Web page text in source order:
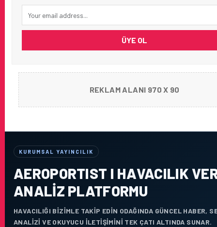
ÜYE OL
REKLAM ALANI 970 X 90
KURUMSAL YAYINCILIK
AEROPORTIST I HAVACILIK
ANALIZ PLATFORMU
HAVACILIĞI BIZIMLE TAKIP EDIN ODAĞINDA GÜNCEL HABER,
ANALIZI VE OKUYUCU ILETIŞIMINI TEK ÇATI ALTINDA SUNAR.